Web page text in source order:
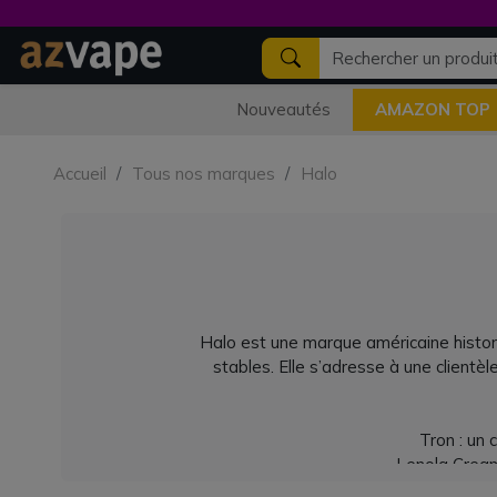
Nouveautés AMAZON TOP
Accueil Tous nos marques Halo
Halo est une marque américaine
stables. Elle s’adresse à une
Tron : un
Lenola